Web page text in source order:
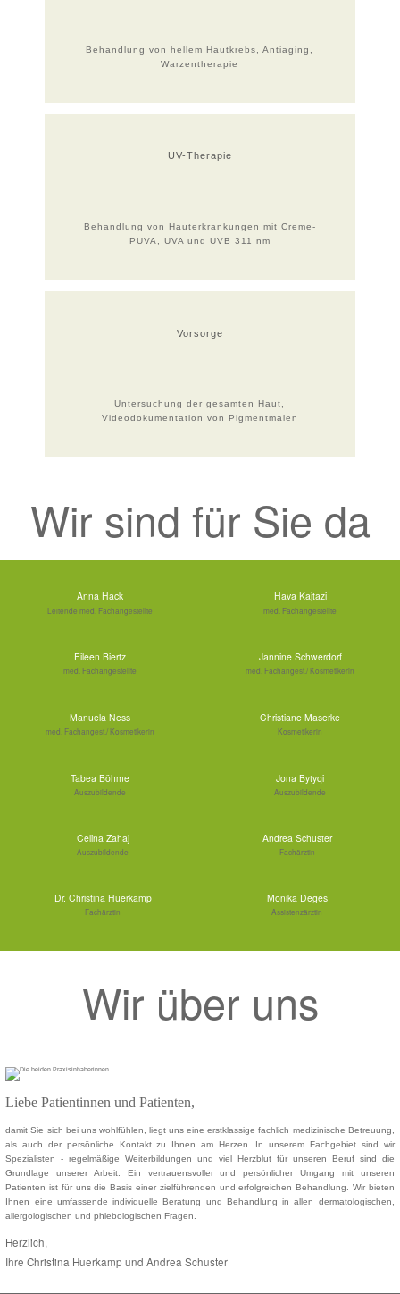
Behandlung von hellem Hautkrebs, Antiaging,
Warzentherapie
UV-Therapie
Behandlung von Hauterkrankungen mit Creme-
PUVA, UVA und UVB 311 nm
Vorsorge
Untersuchung der gesamten Haut,
Videodokumentation von Pigmentmalen
Wir sind für Sie da
Anna Hack
Leitende med. Fachangestellte
Hava Kajtazi
med. Fachangestellte
Eileen Biertz
med. Fachangestellte
Jannine Schwerdorf
med. Fachangest./ Kosmetikerin
Manuela Ness
med. Fachangest./ Kosmetikerin
Christiane Maserke
Kosmetikerin
Tabea Böhme
Auszubildende
Jona Bytyqi
Auszubildende
Celina Zahaj
Auszubildende
Andrea Schuster
Fachärztin
Dr. Christina Huerkamp
Fachärztin
Monika Deges
Assistenzärztin
Wir über uns
Liebe Patientinnen und Patienten,
damit Sie sich bei uns wohlfühlen, liegt uns eine erstklassige fachlich medizinische Betreuung,
als auch der persönliche Kontakt zu Ihnen am Herzen. In unserem Fachgebiet sind wir
Spezialisten - regelmäßige Weiterbildungen und viel Herzblut für unseren Beruf sind die
Grundlage unserer Arbeit. Ein vertrauensvoller und persönlicher Umgang mit unseren
Patienten ist für uns die Basis einer zielführenden und erfolgreichen Behandlung. Wir bieten
Ihnen eine umfassende individuelle Beratung und Behandlung in allen dermatologischen,
allergologischen und phlebologischen Fragen.
Herzlich,
Ihre Christina Huerkamp und Andrea Schuster